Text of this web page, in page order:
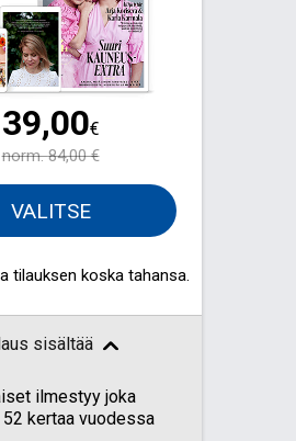
39,00€
norm.84,00 €
VALITSE
tilauksen koska tahansa.
sisältää
ilmestyy joka
kertaa vuodessa